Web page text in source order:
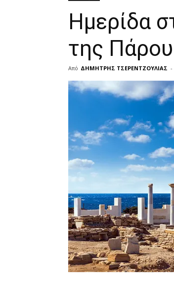
Ημερίδα
της
Από ΔΗΜΗΤΡΗΣ ΤΣΕΡΕΝΤΖΟΥΛΙΑΣ -